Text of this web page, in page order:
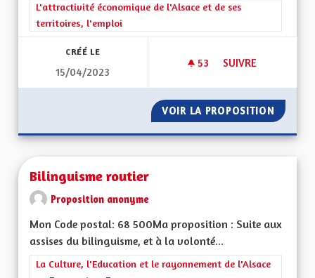
Filtrer les résultats de la catégorie : L'attractivité
L'attractivité économique de l'Alsace et de ses
territoires, l'emploi
CRÉÉ LE
15/04/2023
53 53 ABONNÉS
SUIVRE
VOIR LA PROPOSITION
Bilinguisme routier
Proposition anonyme
Mon Code postal: 68 500Ma proposition : Suite aux
assises du bilinguisme, et à la volonté...
Filtrer les résultats de la catégorie : La Culture, l'Education et
La Culture, l'Education et le rayonnement de l'Alsace